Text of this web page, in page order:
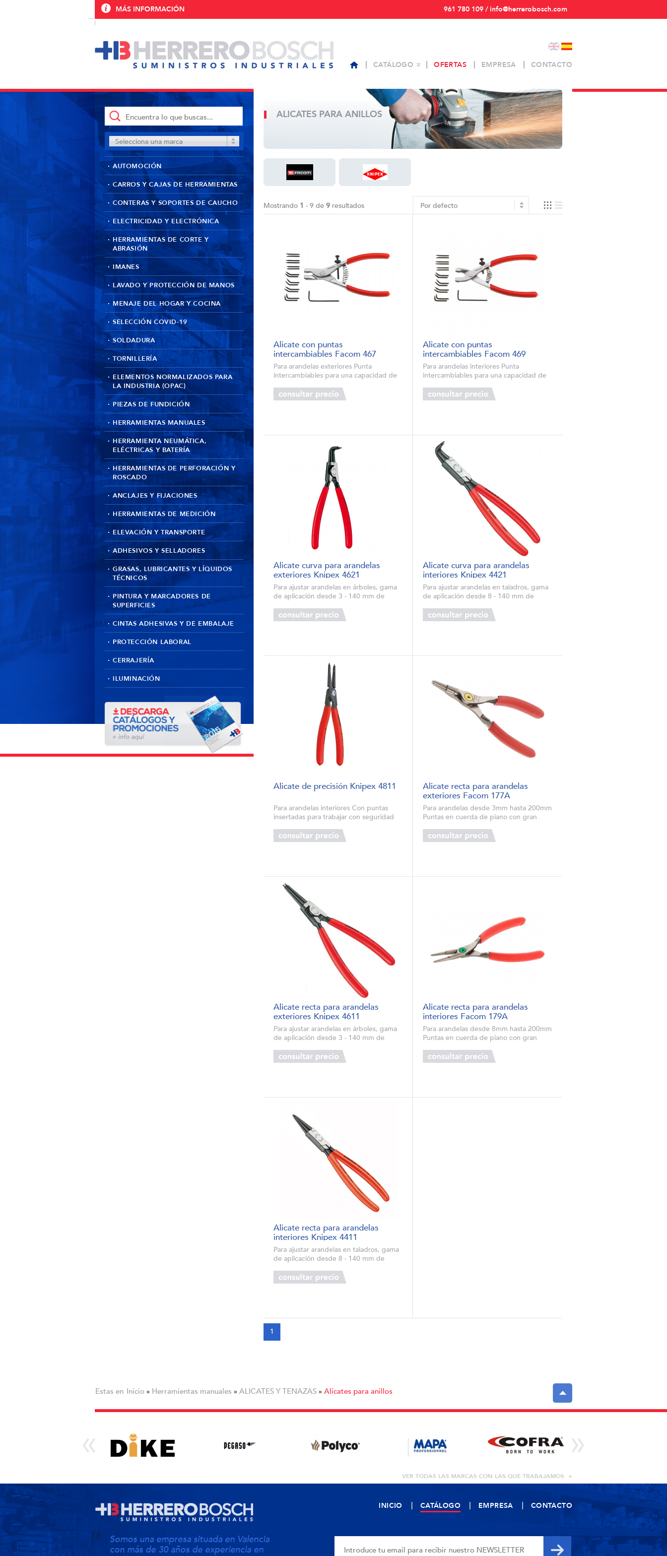
MÁS INFORMACIÓN 961 780 109 / info@herrerobosch.com
CONTACTO
EMPRESA
OFERTAS
CATÁLOGO
Selecciona una marca
AUTOMOCIÓN
CARROS Y CAJAS DE HERRAMIENTAS
CONTERAS Y SOPORTES DE CAUCHO
ELECTRICIDAD Y ELECTRÓNICA
HERRAMIENTAS DE CORTE Y
ABRASIÓN
IMANES
LAVADO Y PROTECCIÓN DE MANOS
MENAJE DEL HOGAR Y COCINA
SELECCIÓN COVID-19
SOLDADURA
TORNILLERÍA
ELEMENTOS NORMALIZADOS PARA
LA INDUSTRIA (OPAC)
PIEZAS DE FUNDICIÓN
HERRAMIENTAS MANUALES
HERRAMIENTA NEUMÁTICA,
ELÉCTRICAS Y BATERÍA
HERRAMIENTAS DE PERFORACIÓN Y
ROSCADO
ANCLAJES Y FIJACIONES
HERRAMIENTAS DE MEDICIÓN
ELEVACIÓN Y TRANSPORTE
ADHESIVOS Y SELLADORES
GRASAS, LUBRICANTES Y LÍQUIDOS
TÉCNICOS
PINTURA Y MARCADORES DE
SUPERFICIES
CINTAS ADHESIVAS Y DE EMBALAJE
PROTECCIÓN LABORAL
CERRAJERÍA
ILUMINACIÓN
ALICATES PARA ANILLOS
Mostrando 1 - 9 de 9 resultados Por defecto
Alicate con puntas
intercambiables Facom 467
Para arandelas exteriores Punta
intercambiables para una capacidad de
esfuerzo las Arandelas durante la
colocación (dispone de un gatillo de
Alicate con puntas
intercambiables Facom 469
Para arandelas interiores Punta
intercambiables para una capacidad de
esfuerzo las Arandelas durante la
colocación (dispone de un gatillo de
Alicate curva para arandelas
exteriores Knipex 4621
Para ajustar arandelas en árboles, gama
de aplicación desde 3 - 140 mm de
antideslizantes de gran precisión Cuerpo
de alicates y puntas: acero al crom...
Alicate curva para arandelas
interiores Knipex 4421
Para ajustar arandelas en taladros, gama
de aplicación desde 8 - 140 mm de
antideslizantes de gran precisión Cuerpo
de alicates y puntas: acero al cro...
Alicate de precisión Knipex 4811
Para arandelas interiores Con puntas
insertadas para trabajar con seguridad
vida útil hasta 10 veces más elevada con
puntas pretorneadas Articula...
Alicate recta para arandelas
exteriores Facom 177A
Para arandelas desde 3mm hasta 200mm
Puntas en cuerda de piano con gran
alargadas y orientadas 10º para una
sujeción óptima de las arandelas Código
Alicate recta para arandelas
exteriores Knipex 4611
Para ajustar arandelas en árboles, gama
de aplicación desde 3 - 140 mm de
antideslizantes de gran precisión Cuerpo
de alicates y puntas: acero al crom...
Alicate recta para arandelas
interiores Facom 179A
Para arandelas desde 8mm hasta 200mm
Puntas en cuerda de piano con gran
alargadas y orientadas 10º para una
sujeción óptima de las arandelas Código
Alicate recta para arandelas
interiores Knipex 4411
Para ajustar arandelas en taladros, gama
de aplicación desde 8 - 140 mm de
antideslizantes de gran precisión Cuerpo
de alicates y puntas: acero al cro...
1
Estas en Inicio » Herramientas manuales » ALICATES Y TENAZAS » Alicates para anillos
VER TODAS LAS MARCAS CON LAS QUE TRABAJAMOS +
Somos una empresa situada en Valencia
con más de 30 años de experiencia en
INICIO CATÁLOGO EMPRESA CONTACTO